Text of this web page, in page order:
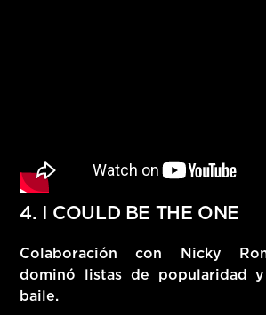
4. I COULD BE THE ONE
Colaboración con Nicky
dominó listas de popularidad
baile.